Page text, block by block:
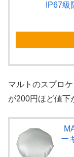
IP67
マルトのスプロ
が200円ほど値下
ー